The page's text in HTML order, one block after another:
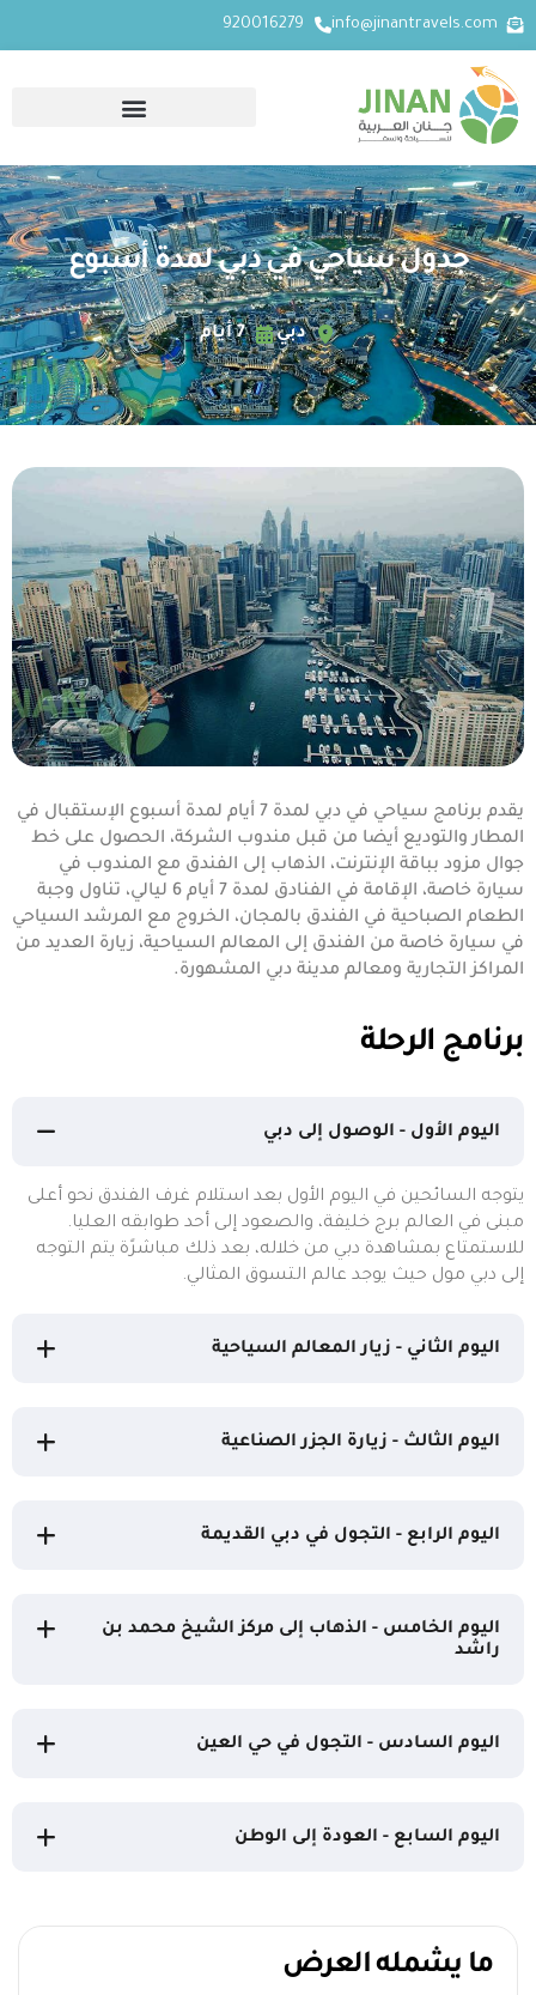
info@jinantravels.com
920016279
جدول سياحي في دبي لمدة أسبوع
دبي 7 أيام
يقدم برنامج سياحي في دبي لمدة 7 أيام لمدة أسبوع الإستقبال في
المطار والتوديع أيضا من قبل مندوب الشركة، الحصول على خط
جوال مزود بباقة الإنترنت، الذهاب إلى الفندق مع المندوب في
سيارة خاصة، الإقامة في الفنادق لمدة 7 أيام 6 ليالي، تناول وجبة
الطعام الصباحية في الفندق بالمجان، الخروج مع المرشد السياحي
في سيارة خاصة من الفندق إلى المعالم السياحية، زيارة العديد من
المراكز التجارية ومعالم مدينة دبي المشهورة.
برنامج الرحلة
اليوم الأول - الوصول إلى دبي
يتوجه السائحين في اليوم الأول بعد استلام غرف الفندق نحو أعلى
مبنى في العالم برج خليفة، والصعود إلى أحد طوابقه العليا.
للاستمتاع بمشاهدة دبي من خلاله، بعد ذلك مباشرًة يتم التوجه
إلى دبي مول حيث يوجد عالم التسوق المثالي.
اليوم الثاني - زيار المعالم السياحية
اليوم الثالث - زيارة الجزر الصناعية
اليوم الرابع - التجول في دبي القديمة
اليوم الخامس - الذهاب إلى مركز الشيخ محمد بن
راشد
اليوم السادس - التجول في حي العين
اليوم السابع - العودة إلى الوطن
ما يشمله العرض